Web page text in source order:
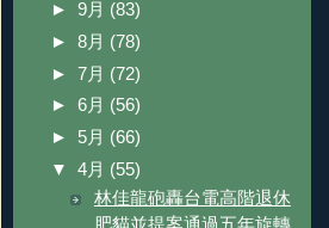
► 9月 (83)
► 8月 (78)
► 7月 (72)
► 6月 (56)
► 5月 (66)
▼ 4月 (55)
林佳龍砲轟台電高階退休